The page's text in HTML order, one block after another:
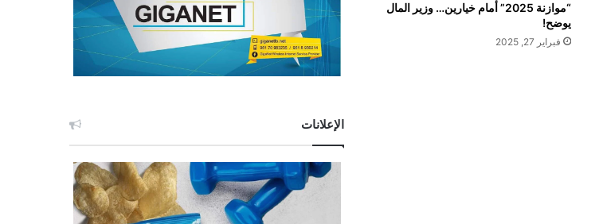
“موازنة 2025” أمام خيارين… وزير المال
يوضح!
فبراير 27, 2025
الإعلانات